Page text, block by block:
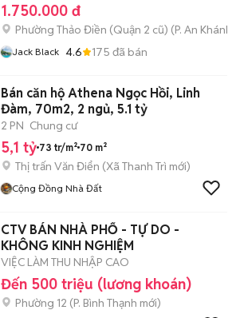
1.750.000 đ
Phường Thảo Điền (Quận 2 cũ) (P. An Khánh
Jack Black 4.6 175 đã bán
Bán căn hộ Athena Ngọc Hồi, Linh
Đàm, 70m2, 2 ngủ, 5.1 tỷ
2 PN Chung cư
5,1 tỷ 73 tr/m² 70 m²
Thị trấn Văn Điển (Xã Thanh Trì mới)
Cộng Đồng Nhà Đất
CTV BÁN NHÀ PHỐ - TỰ DO -
KHÔNG KINH NGHIỆM
VIỆC LÀM THU NHẬP CAO
Đến 500 triệu (lương khoán)
Phường 12 (P. Bình Thạnh mới)